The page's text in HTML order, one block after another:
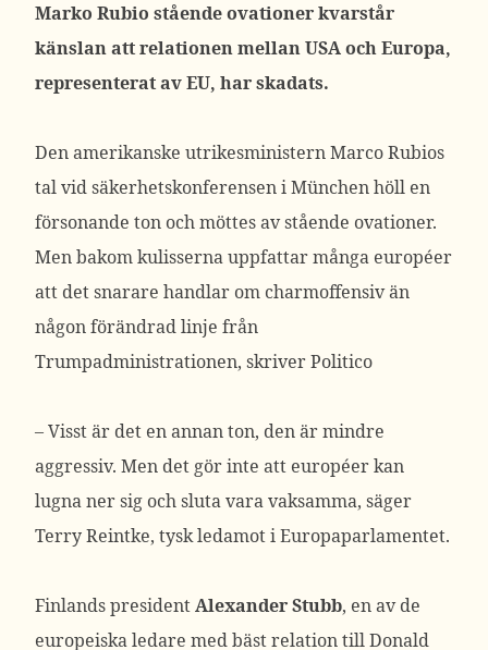
Marko Rubio stående ovationer kvarstår
känslan att relationen mellan USA och Europa,
representerat av EU, har skadats.
Den amerikanske utrikesministern Marco Rubios
tal vid säkerhetskonferensen i München höll en
försonande ton och möttes av stående ovationer.
Men bakom kulisserna uppfattar många européer
att det snarare handlar om charmoffensiv än
någon förändrad linje från
Trumpadministrationen, skriver Politico
– Visst är det en annan ton, den är mindre
aggressiv. Men det gör inte att européer kan
lugna ner sig och sluta vara vaksamma, säger
Terry Reintke, tysk ledamot i Europaparlamentet.
Finlands presidentAlexander Stubb, en av de
europeiska ledare med bäst relation till Donald